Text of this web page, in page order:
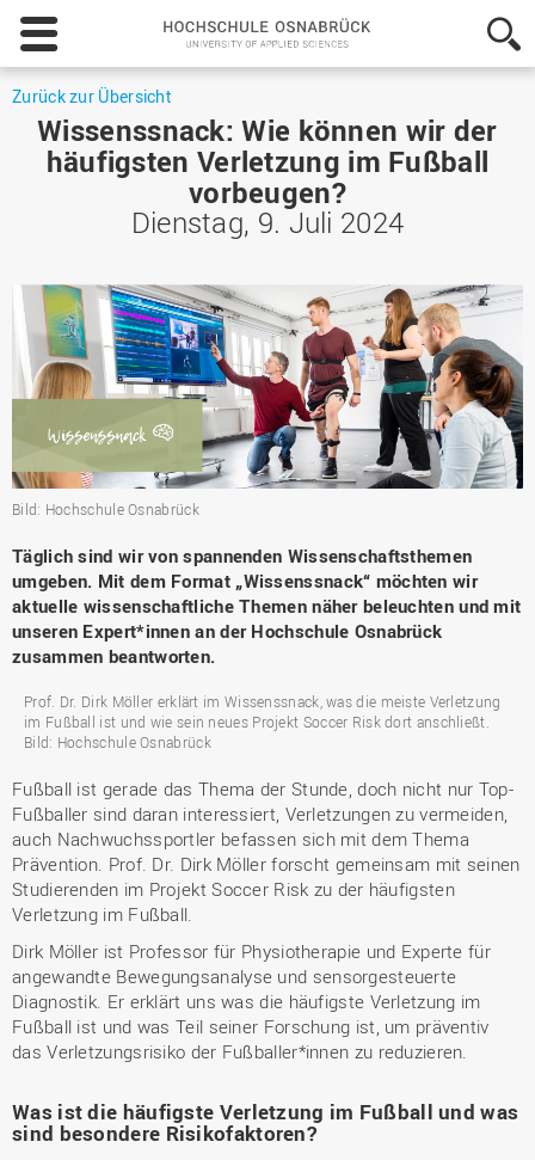
Hochschule
Osnabrück
-
of
Applied
Sciences
Zurück zur Übersicht
Wissenssnack: Wie können wir der
häufigsten Verletzung im Fußball
vorbeugen?
Dienstag, 9. Juli 2024
Bild: Hochschule Osnabrück
Täglich sind wir von spannenden Wissenschaftsthemen
umgeben. Mit dem Format „Wissenssnack“ möchten wir
aktuelle wissenschaftliche Themen näher beleuchten und mit
unseren Expert*innen an der Hochschule Osnabrück
zusammen beantworten.
Prof. Dr. Dirk Möller erklärt im Wissenssnack, was die meiste Verletzung
im Fußball ist und wie sein neues Projekt Soccer Risk dort anschließt.
Bild: Hochschule Osnabrück
Fußball ist gerade das Thema der Stunde, doch nicht nur Top-
Fußballer sind daran interessiert, Verletzungen zu vermeiden,
auch Nachwuchssportler befassen sich mit dem Thema
Prävention. Prof. Dr. Dirk Möller forscht gemeinsam mit seinen
Studierenden im Projekt Soccer Risk zu der häufigsten
Verletzung im Fußball.
Dirk Möller ist Professor für Physiotherapie und Experte für
angewandte Bewegungsanalyse und sensorgesteuerte
Diagnostik. Er erklärt uns was die häufigste Verletzung im
Fußball ist und was Teil seiner Forschung ist, um präventiv
das Verletzungsrisiko der Fußballer*innen zu reduzieren.
Was ist die häufigste Verletzung im Fußball und was
sind besondere Risikofaktoren?